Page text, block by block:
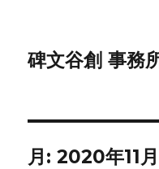
碑文谷創 事務
月:2020年11月